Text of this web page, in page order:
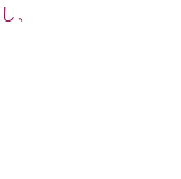
し、